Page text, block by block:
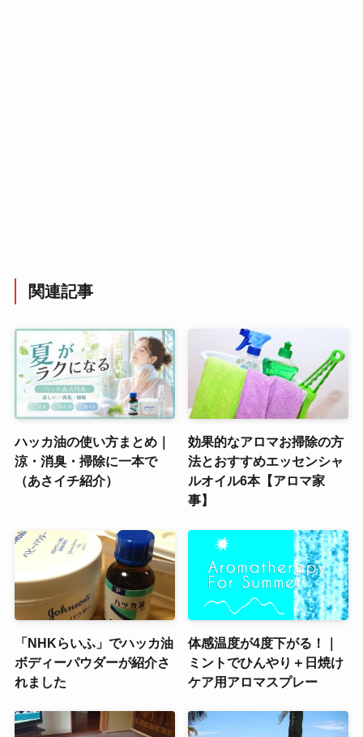
関連記事
ハッカ油の使い方まとめ｜
涼・消臭・掃除に一本で
（あさイチ紹介）
効果的なアロマお掃除の方
法とおすすめエッセンシャ
ルオイル6本【アロマ家
事】
「NHKらいふ」でハッカ油
ボディーパウダーが紹介さ
れました
体感温度が4度下がる！｜
ミントでひんやり＋日焼け
ケア用アロマスプレー